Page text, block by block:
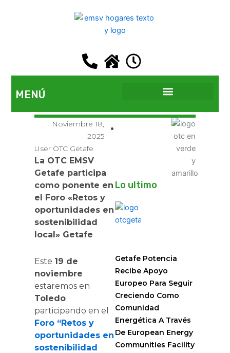
MENÚ
Noviembre 18,
2025
User OTC Getafe
La OTC EMSV
Getafe participa
como ponente en
el Foro «Retos y
oportunidades en
sostenibilidad
local» Getafe
Este 19 de
noviembre
estaremos en
Toledo
participando en el
Foro “Retos y
oportunidades en
sostenibilidad
Lo ultimo
Getafe Potencia
Recibe Apoyo
Europeo Para Seguir
Creciendo Como
Comunidad
Energética A Través
De European Energy
Communities Facility